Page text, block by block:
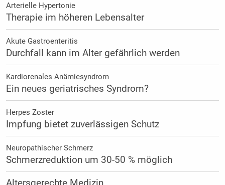
Arterielle Hypertonie
Therapie im höheren Lebensalter
Akute Gastroenteritis
Durchfall kann im Alter gefährlich werden
Kardiorenales Anämiesyndrom
Ein neues geriatrisches Syndrom?
Herpes Zoster
Impfung bietet zuverlässigen Schutz
Neuropathischer Schmerz
Schmerzreduktion um 30-50 % möglich